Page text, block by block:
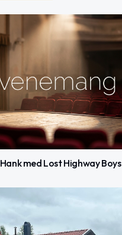
med Lost Highway Boys